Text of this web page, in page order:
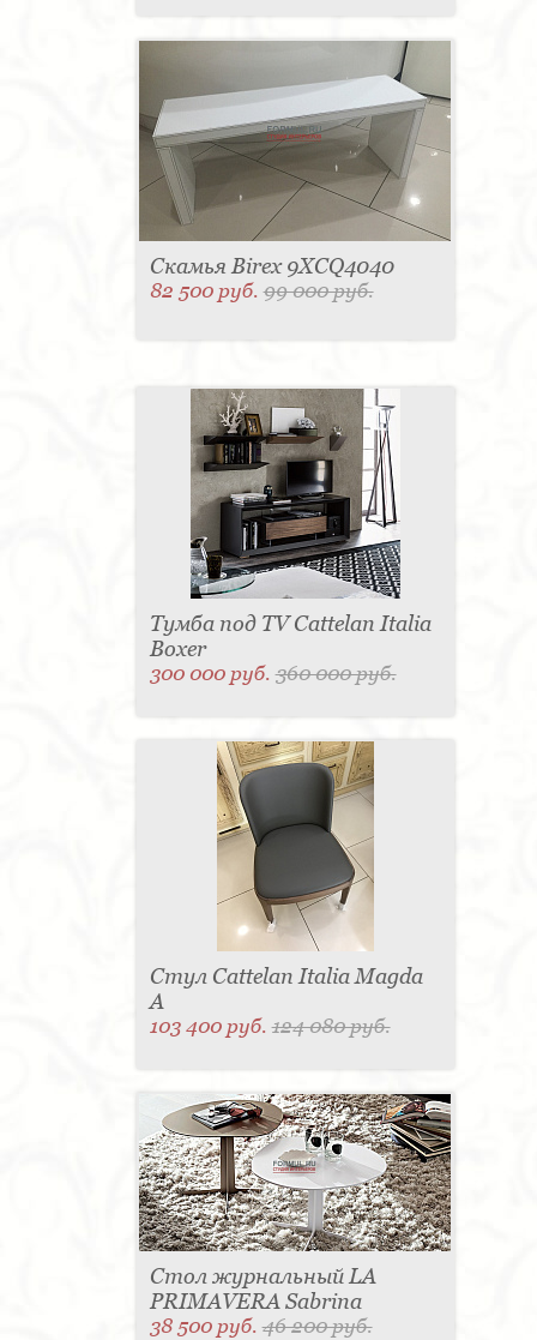
Скамья Birex 9XCQ4040
82 500 руб.99 000 руб.
Тумба под TV Cattelan Italia
Boxer
300 000 руб.360 000 руб.
Стул Cattelan Italia Magda
A
103 400 руб.124 080 руб.
Стол журнальный LA
PRIMAVERA Sabrina
38 500 руб.46 200 руб.